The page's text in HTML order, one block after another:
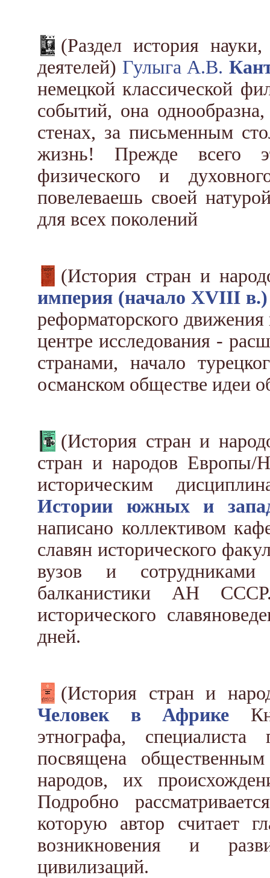
(Раздел история
деятелей) Гулыга А.В.
немецкой классической
событий, она
стенах, за письменным
жизнь! Прежде всего
физического и
повелеваешь своей
для всех поколений
(История стран и
империя (начало XVIII в.)
реформаторского
центре исследования -
странами, начало
османском обществе идеи
(История стран и
стран и народов Европы/
историческим
Истории южных и
написано коллективом
славян исторического
вузов и сотрудниками
балканистики АН
исторического
дней.
(История стран и
Человек в Африке
этнографа,
посвящена
народов, их
Подробно
которую автор считает
возникновения и
цивилизаций.